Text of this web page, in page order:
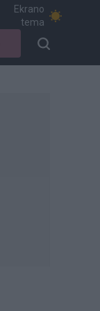
Ekrano
tema